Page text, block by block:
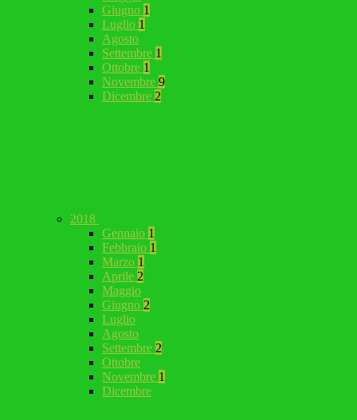
Giugno 1
Luglio 1
Agosto
Settembre 1
Ottobre 1
Novembre 9
Dicembre 2
2018
Gennaio 1
Febbraio 1
Marzo 1
Aprile 2
Maggio
Giugno 2
Luglio
Agosto
Settembre 2
Ottobre
Novembre 1
Dicembre